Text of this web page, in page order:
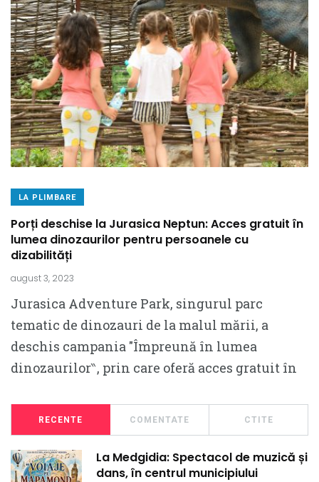
LA PLIMBARE
Porți deschise la Jurasica Neptun: Acces gratuit în
lumea dinozaurilor pentru persoanele cu
dizabilități
august 3, 2023
Jurasica Adventure Park, singurul parc
tematic de dinozauri de la malul mării, a
deschis campania ″Împreună în lumea
dinozaurilor‶, prin care oferă acces gratuit în
RECENTE COMENTATE CTITE
La Medgidia: Spectacol de muzică și
dans, în centrul municipiului